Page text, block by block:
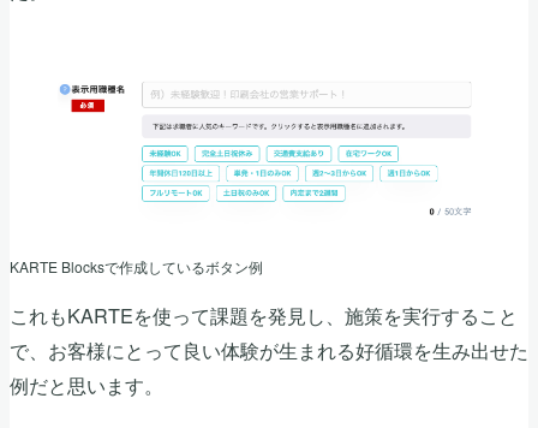
KARTE Blocksで作成しているボタン例
これもKARTEを使って課題を発見し、施策を実行すること
で、お客様にとって良い体験が生まれる好循環を生み出せた
例だと思います。